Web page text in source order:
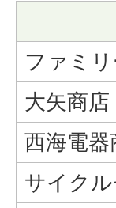
ファミ
大矢商店
西海電器
サイク